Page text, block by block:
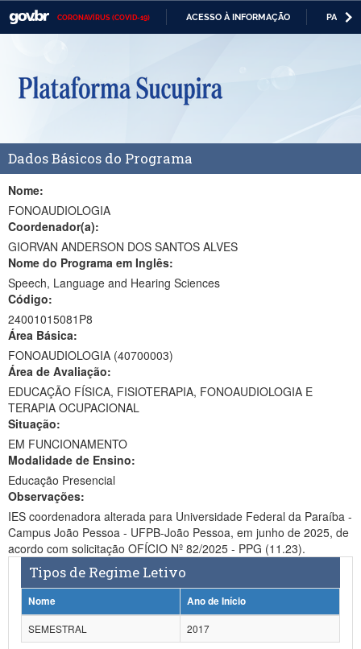
CORONAVÍRUS (COVID-19) ACESSO À INFORMAÇÃO
Casa Civil
Ministério da Defesa
Ministério da Economia
Ministério da Infraestrutura
Ministério da Educação
Ministério da Cidadania
Ministério da Saúde
Ministério da Ciência, Tecnologia, Inovações e Comunicações
Ministério do Meio Ambiente
Ministério do Turismo
Ministério do Desenvolvimento Regional
Ministério da Mulher, da Família e dos Direitos Humanos
Secretaria-Geral
Secretaria de Governo
Dados Básicos do Programa
Nome:
FONOAUDIOLOGIA
Coordenador(a):
GIORVAN ANDERSON DOS SANTOS ALVES
Nome do Programa em Inglês:
Speech, Language and Hearing Sciences
Código:
24001015081P8
Área Básica:
FONOAUDIOLOGIA (40700003)
Área de Avaliação:
EDUCAÇÃO FÍSICA, FISIOTERAPIA, FONOAUDIOLOGIA E
TERAPIA OCUPACIONAL
Situação:
EM FUNCIONAMENTO
Modalidade de Ensino:
Educação Presencial
Observações:
IES coordenadora alterada para Universidade Federal da Paraíba -
Campus João Pessoa - UFPB-João Pessoa, em junho de 2025, de
acordo com solicitação OFÍCIO Nº 82/2025 - PPG (11.23).
Tipos de Regime Letivo
Nome
Ano de Início
SEMESTRAL
2017